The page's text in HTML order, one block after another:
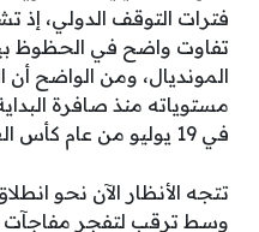
فترات التوقف الدولي، إذ
تفاوت واضح في الحظوظ
المونديال، ومن الواضح
في 19 يوليو من عام كأس العالم 2026.
وسط ترقب لتفجر مفاجآت